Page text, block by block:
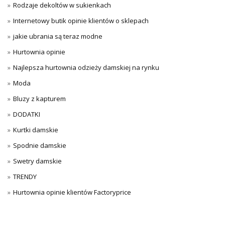
Rodzaje dekoltów w sukienkach
Internetowy butik opinie klientów o sklepach
jakie ubrania są teraz modne
Hurtownia opinie
Najlepsza hurtownia odzieży damskiej na rynku
Moda
Bluzy z kapturem
DODATKI
Kurtki damskie
Spodnie damskie
Swetry damskie
TRENDY
Hurtownia opinie klientów Factoryprice